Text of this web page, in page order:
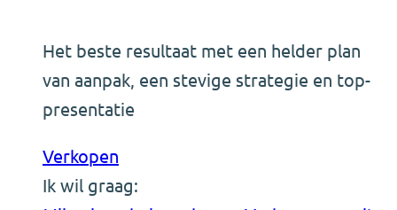
Het beste resultaat met een helder plan
van aanpak, een stevige strategie en top-
presentatie
Verkopen
Ik wil graag: